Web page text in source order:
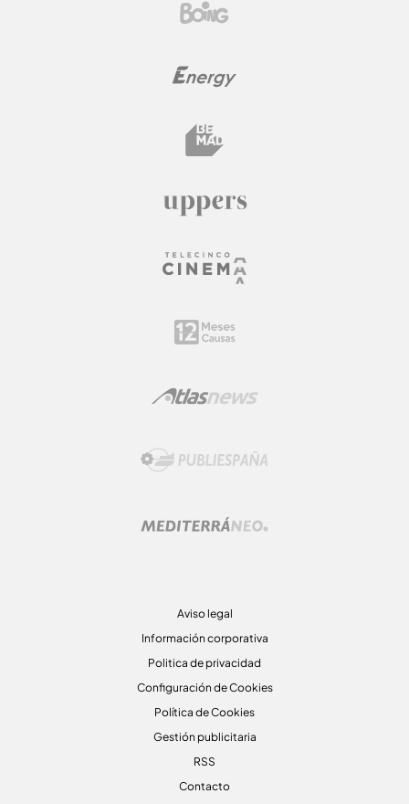
Aviso legal
Información corporativa
Politica de privacidad
Configuración de Cookies
Política de Cookies
Gestión publicitaria
RSS
Contacto